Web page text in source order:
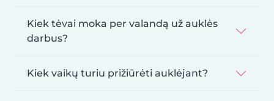
Kiek tėvai moka per valandą už auklės
darbus?
Kiek vaikų turiu prižiūrėti auklėjant?